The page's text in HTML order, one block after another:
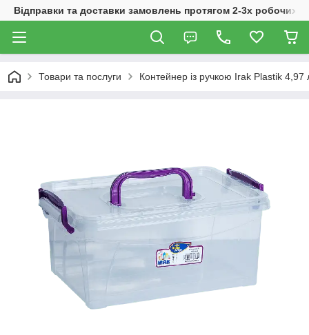
Відправки та доставки замовлень протягом 2-3х робочих
Товари та послуги Контейнер із ручкою Irak Plastik 4,97